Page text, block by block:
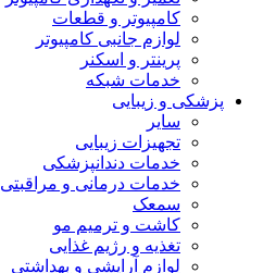
کامپیوتر و قطعات
لوازم جانبی کامپیوتر
پرینتر و اسکنر
خدمات شبکه
پزشکی و زیبایی
سایر
تجهیزات زیبایی
خدمات دندانپزشکی
خدمات درمانی و مراقبتی
سمعک
کاشت و ترمیم مو
تغذیه و رژیم غذایی
لوازم آرایشی و بهداشتی